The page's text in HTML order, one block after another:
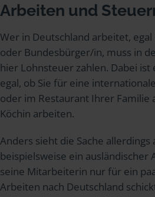
Arbeiten und
Wer in Deutschland arbeitet,
oder Bundesbürger/in, muss in
hier Lohnsteuer zahlen. Dabei ist
egal, ob Sie für eine
oder im Restaurant Ihrer Familie
Köchin arbeiten.
Anders sieht die Sache allerdings
beispielsweise ein ausländischer
seine Mitarbeiterin nur für ein
Arbeiten nach Deutschland